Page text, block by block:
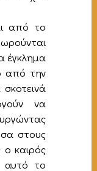
από το
έγκλημα
από την
να
στους
καιρός
αυτό το